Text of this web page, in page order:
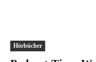
Hörbücher